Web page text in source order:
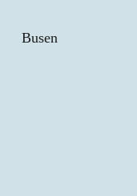
„Du
Busen
Über der
Und
Auf ihre